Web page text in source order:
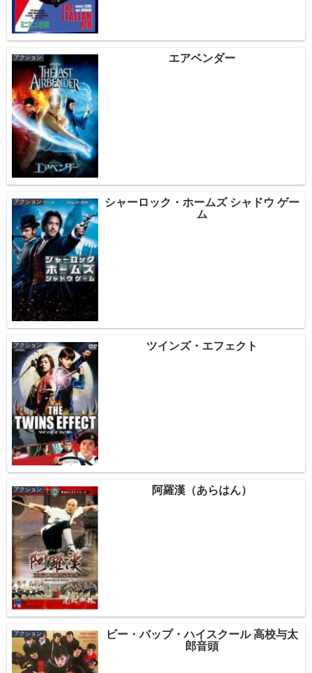
アクション エアベンダー
アクション
シャーロック・ホームズ シャドウ ゲー
ム
アクション ツインズ・エフェクト
アクション 阿羅漢（あらはん）
アクション
ビー・バップ・ハイスクール 高校与太
郎音頭